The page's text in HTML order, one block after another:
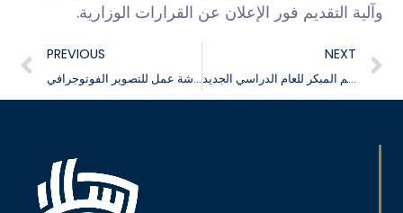
وآلية التقديم فور الإعلان عن القرارات الوزارية.
PREVIOUS
جامعة السلام بمصر تنظم ورشة عمل للتصوير الفوتوجرافي
NEXT
جامعة السلام بمصر تعلن عن فتح باب التقديم المبكر للعام الدراسي الجديد